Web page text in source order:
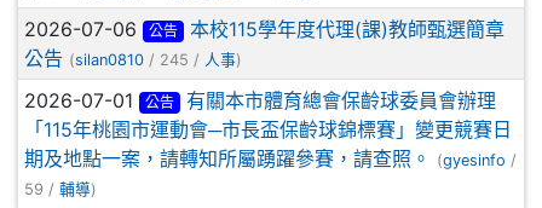
2026-07-06 公告
本校115學年度代理(課)教師甄選簡章
公告 (silan0810 / 245 / 人事)
2026-07-01 公告
有關本市體育總會保齡球委員會辦理
「115年桃園市運動會─市長盃保齡球錦標賽」變更競賽日
期及地點一案，請轉知所屬踴躍參賽，請查照。
(gyesinfo /
59 / 輔導)